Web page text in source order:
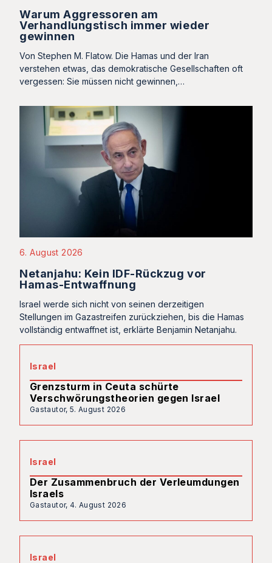
Warum Aggressoren am
Verhandlungstisch immer wieder
gewinnen
Von Stephen M. Flatow. Die Hamas und der Iran
verstehen etwas, das demokratische Gesellschaften oft
vergessen: Sie müssen nicht gewinnen,…
6. August 2026
Netanjahu: Kein IDF-Rückzug vor
Hamas-Entwaffnung
Israel werde sich nicht von seinen derzeitigen
Stellungen im Gazastreifen zurückziehen, bis die Hamas
vollständig entwaffnet ist, erklärte Benjamin Netanjahu.
Israel
Grenzsturm in Ceuta schürte
Verschwörungstheorien gegen Israel
Gastautor, 5. August 2026
Israel
Der Zusammenbruch der Verleumdungen
Israels
Gastautor, 4. August 2026
Israel